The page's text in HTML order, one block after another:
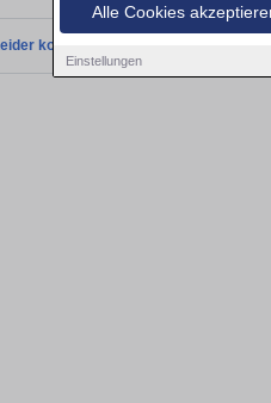
Alle Cookies
Einstellungen
konnten wir derzeit keine